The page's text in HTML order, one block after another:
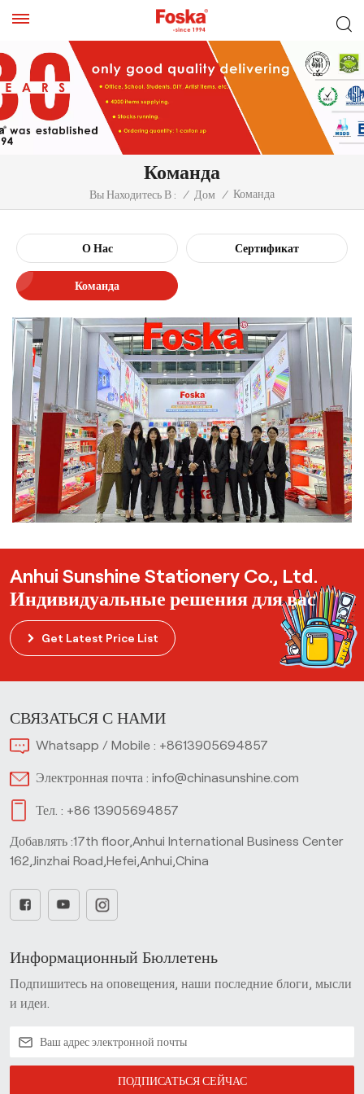
Команда
Вы Находитесь В : / Дом / Команда
О Нас Сертификат
Команда
Anhui Sunshine Stationery Co., Ltd.
Индивидуальные решения для вас
Get Latest Price List
СВЯЗАТЬСЯ С НАМИ
Whatsapp / Mobile : +8613905694857
Электронная почта : info@chinasunshine.com
Тел. : +86 13905694857
Добавлять :17th floor,Anhui International Business Center
162,Jinzhai Road,Hefei,Anhui,China
Информационный Бюллетень
Подпишитесь на оповещения, наши последние блоги, мысли
и идеи.
ПОДПИСАТЬСЯ СЕЙЧАС